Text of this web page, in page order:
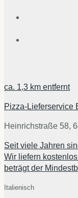
ca. 1,3 km entfernt
Pizza-Lieferservice
Heinrichstraße 58,
Seit viele Jahren
Wir liefern
beträgt der
Italienisch